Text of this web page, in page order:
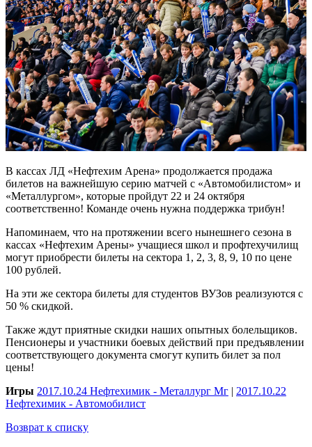
В кассах ЛД «Нефтехим Арена» продолжается продажа
билетов на важнейшую серию матчей с «Автомобилистом» и
«Металлургом», которые пройдут 22 и 24 октября
соответственно! Команде очень нужна поддержка трибун!
Напоминаем, что на протяжении всего нынешнего сезона в
кассах «Нефтехим Арены» учащиеся школ и профтехучилищ
могут приобрести билеты на сектора 1, 2, 3, 8, 9, 10 по цене
100 рублей.
На эти же сектора билеты для студентов ВУЗов реализуются с
50 % скидкой.
Также ждут приятные скидки наших опытных болельщиков.
Пенсионеры и участники боевых действий при предъявлении
соответствующего документа смогут купить билет за пол
цены!
Игры 2017.10.24 Нефтехимик - Металлург Мг | 2017.10.22
Нефтехимик - Автомобилист
Возврат к списку